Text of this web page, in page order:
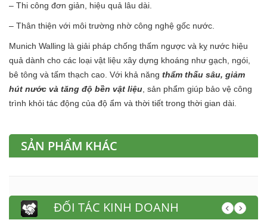
– Thi công đơn giản, hiệu quả lâu dài.
– Thân thiện với môi trường nhờ công nghệ gốc nước.
Munich Walling là giải pháp chống thấm ngược và kỵ nước hiệu
quả dành cho các loại vật liệu xây dựng khoáng như gạch, ngói,
bê tông và tấm thạch cao. Với khả năng thẩm thấu sâu, giảm
hút nước và tăng độ bền vật liệu, sản phẩm giúp bảo vệ công
trình khỏi tác động của độ ẩm và thời tiết trong thời gian dài.
SẢN PHẨM KHÁC
ĐỐI TÁC KINH DOANH